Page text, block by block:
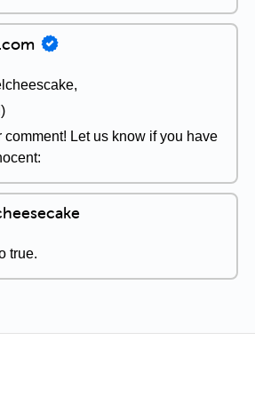
comment! Let us know if you have
true.